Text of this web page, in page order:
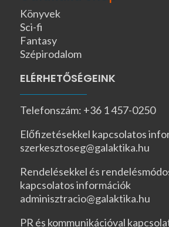
Könyvek
Sci-fi
Fantasy
Szépirodalom
ELÉRHETŐSÉGEINK
Telefonszám: +36 1 457-0250
Előfizetésekkel kapcsolatos
szerkesztoseg@galaktika.hu
Rendelésekkel és
kapcsolatos információk
adminisztracio@galaktika.hu
PR és kommunikációval